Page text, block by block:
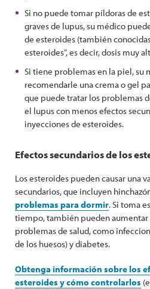
Si no puede tomar píldoras de
graves de lupus, su médico
de esteroides (también
esteroides”, es decir, dosis muy
Si tiene problemas en la piel, su
recomendarle una crema o gel
que puede tratar los problemas
el lupus con menos efectos
inyecciones de esteroides.
Efectos secundarios de los
Los esteroides pueden causar una
secundarios, que incluyen
problemas para dormir. Si toma
tiempo, también pueden aumentar
problemas de salud, como
de los huesos) y diabetes.
Obtenga información sobre los
esteroides y cómo controlarlos